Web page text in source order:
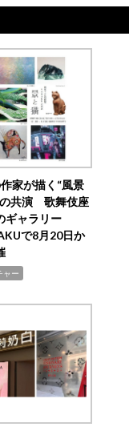
家が描く“風景
の共演 歌舞伎座
ギャラリー
で8月20日か
ャー